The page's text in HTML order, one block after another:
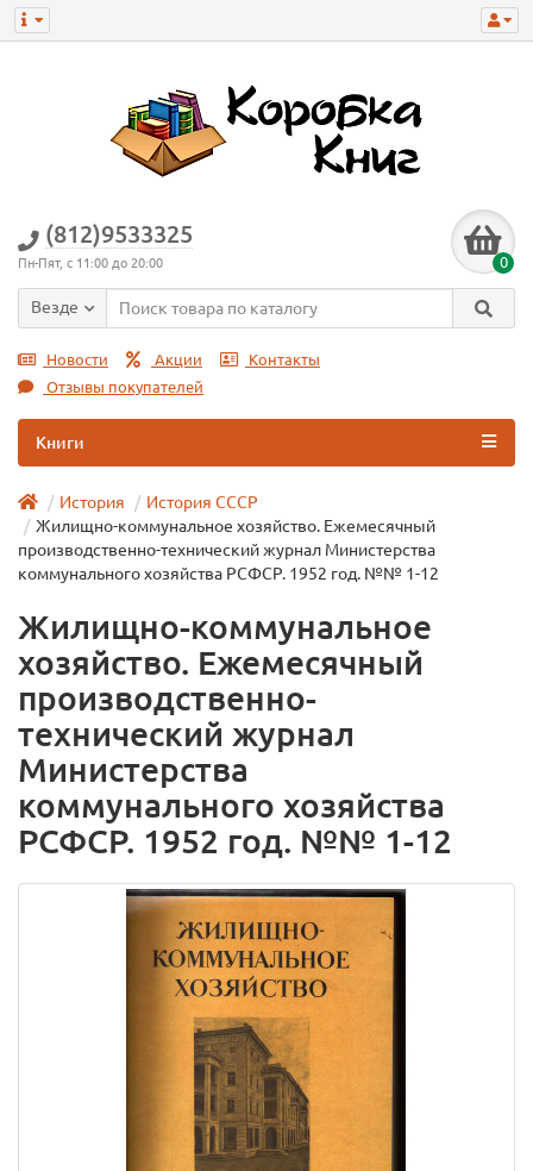
(812)9533325
Пн-Пят, с 11:00 до 20:00 0
Везде
Новости Акции
Контакты
Отзывы покупателей
Книги
История
История СССР
Жилищно-коммунальное хозяйство. Ежемесячный
производственно-технический журнал Министерства
коммунального хозяйства РСФСР. 1952 год. №№ 1-12
Жилищно-коммунальное
хозяйство. Ежемесячный
производственно-
технический журнал
Министерства
коммунального хозяйства
РСФСР. 1952 год. №№ 1-12